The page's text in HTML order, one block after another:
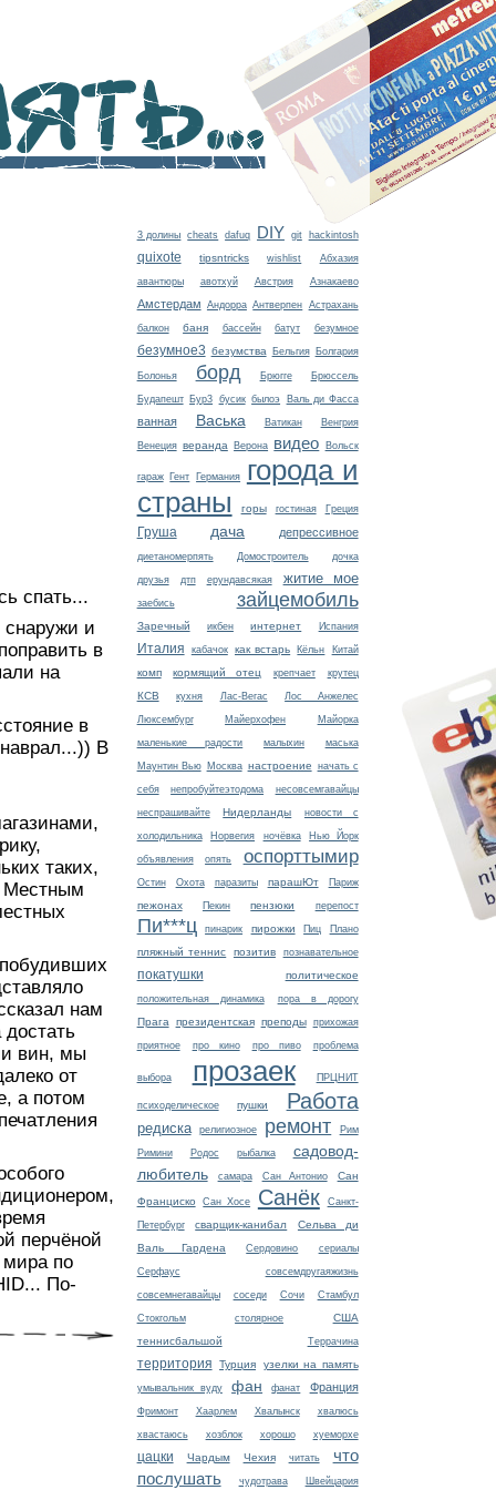
3 долины cheats dafuq DIY git hackintosh
quixote tipsntricks wishlist Абхазия
авантюры авотхуй Австрия Азнакаево
Амстердам Андорра Антверпен Астрахань
балкон баня бассейн батут безумное
безумное3 безумства Бельгия Болгария
Болонья борд Брюгге Брюссель
Будапешт Бур3 бусик былоэ Валь ди Фасса
ванная Васька Ватикан Венгрия
Венеция веранда Верона видео Вольск
гараж Гент Германия
города и
страны
горы гостиная Греция
Груша дача депрессивное
диетаномерпять Домостроитель дочка
друзья дтп ерундавсякая житие мое
заебись зайцемобиль
Заречный икбен интернет Испания
Италия кабачок как встарь Кёльн Китай
комп кормящий отец крепчает крутец
КСВ кухня Лас-Вегас Лос Анжелес
Люксембург Майерхофен Майорка
маленькие радости малыхин маська
Маунтин Вью Москва настроение начать с
себя непробуйтеэтодома несовсемгавайцы
неспрашивайте Нидерланды новости с
холодильника Норвегия ночёвка Нью Йорк
объявления опять оспорттымир
Остин Охота паразиты парашЮт Париж
пежонах Пекин пензюки перепост
Пи***ц пинарик пирожки Пиц Плано
пляжный теннис позитив познавательное
покатушки политическое
положительная динамика пора в дорогу
Прага президентская преподы прихожая
приятное про кино про пиво проблема
выбора прозаек ПРЦНИТ
психоделическое пушки Работа
редиска религиозное ремонт Рим
Римини Родос рыбалка
садовод-
любитель
самара Сан Антонио Сан
Франциско Сан Хосе Санёк Санкт-
Петербург сварщик-канибал
Сельва ди
Валь Гардена
Сердовино сериалы
Серфаус совсемдругаяжизнь
совсемнегавайцы соседи Сочи Стамбул
Стокгольм столярное
США
теннисбальшой
Террачина
территория Турция узелки на память
умывальник вуду фан фанат Франция
Фримонт Хаарлем Хвалынск хвалюсь
хвастаюсь хозблок хорошо хуеморхе
цацки Чардым Чехия читать
что
послушать
чудотрава Швейцария
спать...
снаружи и
в
на
в
В
таких,
Местным
нам
вин, мы
от
а потом
перчёной
мира по
По-